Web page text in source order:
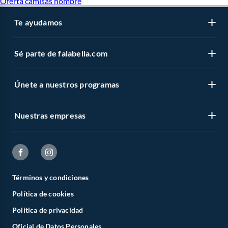
Aldo
Te ayudamos
Sé parte de falabella.com
Únete a nuestros programas
Nuestras empresas
Términos y condiciones
Política de cookies
Política de privacidad
Oficial de Datos Personales